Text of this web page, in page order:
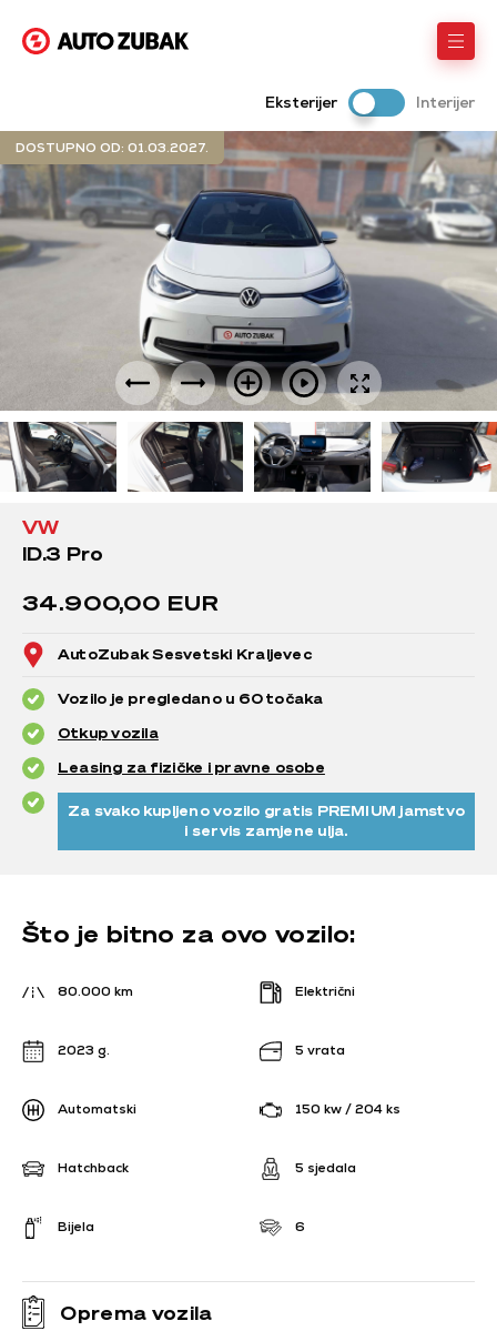
Eksterijer Interijer
DOSTUPNO OD: 01.03.2027.
VW
ID.3 Pro
34.900,00 EUR
AutoZubak Sesvetski Kraljevec
Vozilo je pregledano u 60 točaka
Otkup vozila
Leasing za fizičke i pravne osobe
Za svako kupljeno vozilo gratis PREMIUM jamstvo
i servis zamjene ulja.
Što je bitno za ovo vozilo:
80.000 km Električni
2023 g. 5 vrata
Automatski 150 kw / 204 ks
Hatchback 5 sjedala
Bijela 6
Oprema vozila